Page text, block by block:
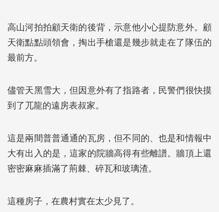
高山河拍拍顧天衛的後背，示意他小心提防意外。顧
天衛點點頭領會，掏出手槍還是幾步就走在了隊伍的
最前方。
儘管天黑雪大，但因意外有了指路者，民警們很快摸
到了兀龍的遠房表叔家。
這是兩間普普通通的瓦房，但不同的、也是和情報中
大有出入的是，這家的院牆高得有些離譜。牆頂上還
密密麻麻插滿了荊棘、碎瓦和玻璃渣。
這種房子，在農村實在太少見了。